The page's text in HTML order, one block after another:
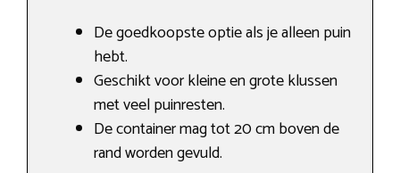
De goedkoopste optie als je alleen puin
hebt.
Geschikt voor kleine en grote klussen
met veel puinresten.
De container mag tot 20 cm boven de
rand worden gevuld.